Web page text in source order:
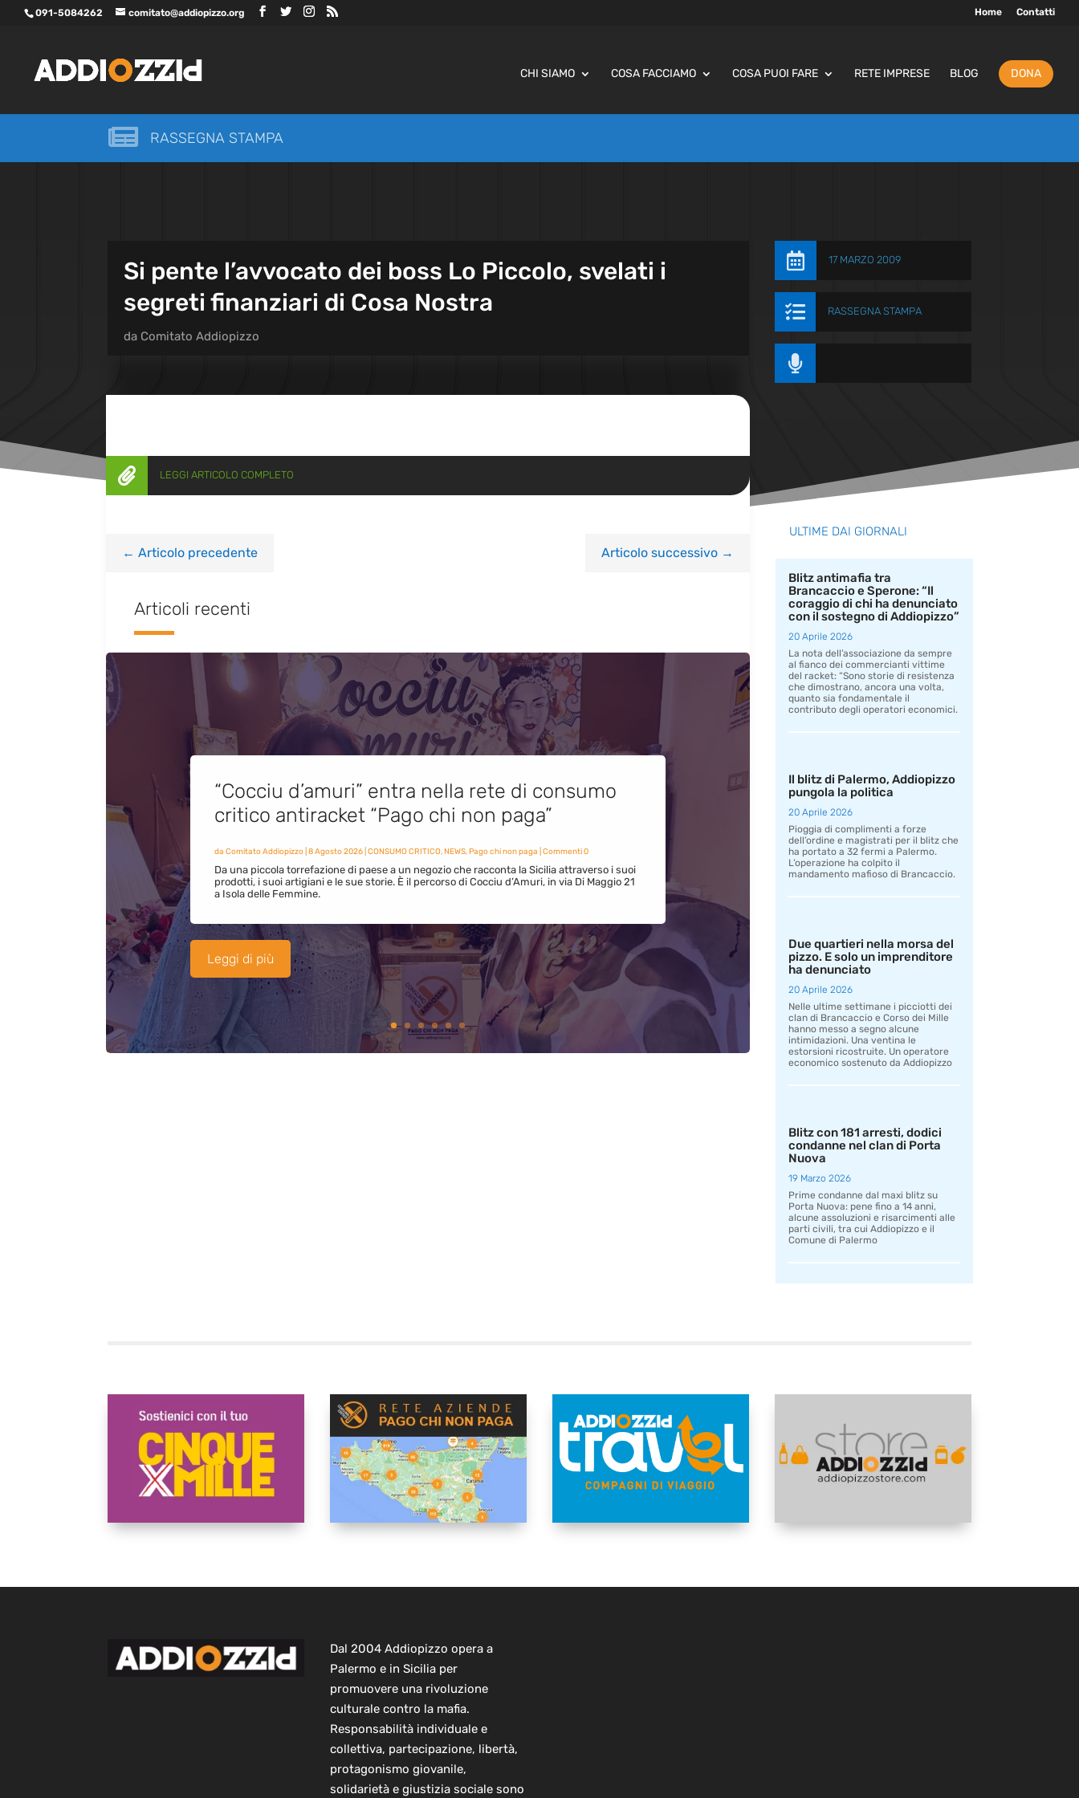
091-5084262 comitato@addiopizzo.org Home Contatti
CHI SIAMO COSA FACCIAMO COSA PUOI FARE RETE IMPRESE BLOG DONA
 RASSEGNA STAMPA
Si pente l’avvocato dei boss Lo Piccolo, svelati i
segreti finanziari di Cosa Nostra
da Comitato Addiopizzo
 17 MARZO 2009
 RASSEGNA STAMPA

 LEGGI ARTICOLO COMPLETO
← Articolo precedente Articolo successivo→
Articoli recenti
“Cocciu d’amuri” entra nella rete di consumo
critico antiracket “Pago chi non paga”
da Comitato Addiopizzo| 8 Agosto 2026| CONSUMO CRITICO,NEWS,Pago chi non paga | Commenti 0
Da una piccola torrefazione di paese a un negozio che racconta la Sicilia attraverso i suoi
prodotti, i suoi artigiani e le sue storie. È il percorso di Cocciu d’Amuri, in via Di Maggio 21
a Isola delle Femmine.
Leggi di più
ULTIME DAI GIORNALI
Blitz antimafia tra
Brancaccio e Sperone: “Il
coraggio di chi ha denunciato
con il sostegno di Addiopizzo”
20 Aprile 2026
La nota dell’associazione da sempre
al fianco dei commercianti vittime
del racket: “Sono storie di resistenza
che dimostrano, ancora una volta,
quanto sia fondamentale il
contributo degli operatori economici.
Il blitz di Palermo, Addiopizzo
pungola la politica
20 Aprile 2026
Pioggia di complimenti a forze
dell’ordine e magistrati per il blitz che
ha portato a 32 fermi a Palermo.
L’operazione ha colpito il
mandamento mafioso di Brancaccio.
Due quartieri nella morsa del
pizzo. E solo un imprenditore
ha denunciato
20 Aprile 2026
Nelle ultime settimane i picciotti dei
clan di Brancaccio e Corso dei Mille
hanno messo a segno alcune
intimidazioni. Una ventina le
estorsioni ricostruite. Un operatore
economico sostenuto da Addiopizzo
Blitz con 181 arresti, dodici
condanne nel clan di Porta
Nuova
19 Marzo 2026
Prime condanne dal maxi blitz su
Porta Nuova: pene fino a 14 anni,
alcune assoluzioni e risarcimenti alle
parti civili, tra cui Addiopizzo e il
Comune di Palermo
Dal 2004 Addiopizzo opera a
Palermo e in Sicilia per
promuovere una rivoluzione
culturale contro la mafia.
Responsabilità individuale e
collettiva, partecipazione, libertà,
protagonismo giovanile,
solidarietà e giustizia sociale sono